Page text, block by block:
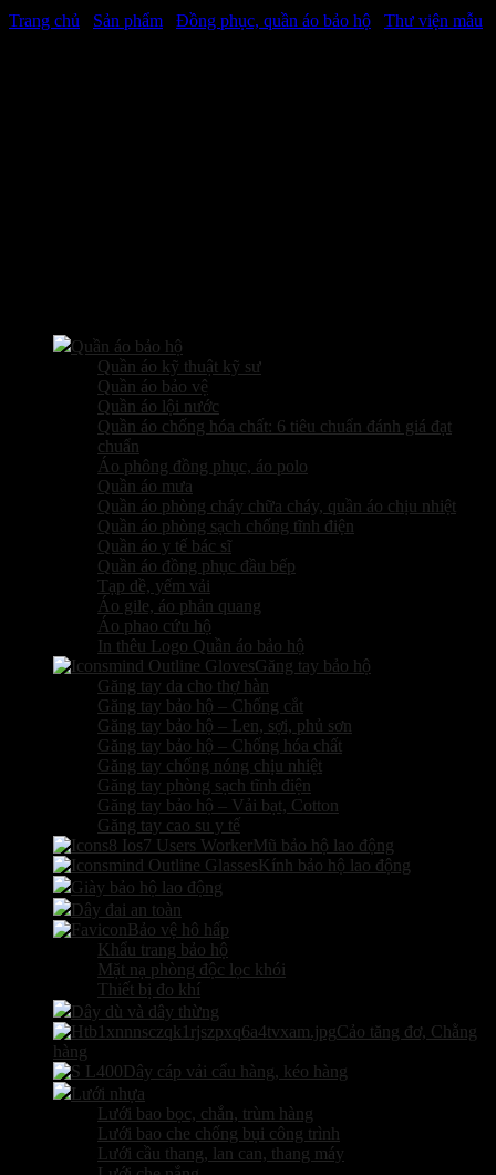
Trang chủ
Sản phẩm Đồng phục, quần áo bảo hộ Thư viện mẫu
Quần áo bảo hộ
Quần áo kỹ thuật kỹ sư
Quần áo bảo vệ
Quần áo lội nước
Quần áo chống hóa chất: 6 tiêu chuẩn đánh giá đạt
chuẩn
Áo phông đồng phục, áo polo
Quần áo mưa
Quần áo phòng cháy chữa cháy, quần áo chịu nhiệt
Quần áo phòng sạch chống tĩnh điện
Quần áo y tế bác sĩ
Quần áo đồng phục đầu bếp
Tạp dề, yếm vải
Áo gile, áo phản quang
Áo phao cứu hộ
In thêu Logo Quần áo bảo hộ
Găng tay bảo hộ
Găng tay da cho thợ hàn
Găng tay bảo hộ – Chống cắt
Găng tay bảo hộ – Len, sợi, phủ sơn
Găng tay bảo hộ – Chống hóa chất
Găng tay chống nóng chịu nhiệt
Găng tay phòng sạch tĩnh điện
Găng tay bảo hộ – Vải bạt, Cotton
Găng tay cao su y tế
Mũ bảo hộ lao động
Kính bảo hộ lao động
Giày bảo hộ lao động
Dây đai an toàn
Bảo vệ hô hấp
Khẩu trang bảo hộ
Mặt nạ phòng độc lọc khói
Thiết bị đo khí
Dây dù và dây thừng
Cảo tăng đơ, Chằng
hàng
Dây cáp vải cẩu hàng, kéo hàng
Lưới nhựa
Lưới bao bọc, chắn, trùm hàng
Lưới bao che chống bụi công trình
Lưới cầu thang, lan can, thang máy